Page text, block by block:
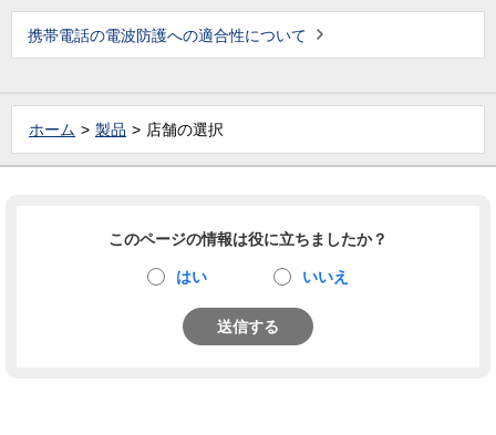
携帯電話の電波防護への適合性について
ホーム 製品 店舗の選択
このページの情報は役に立ちましたか？
はい いいえ
送信する